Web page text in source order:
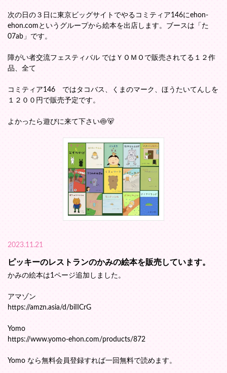
次の日の３日に東京ビッグサイトでやるコミティア146にehon-
ehon.comというグループから絵本を出店します。ブースは「た
07ab」です。
障がい者交流フェスティバル ではＹＯＭＯで販売されてる１２作
品、全て
コミティア146 ではタコバス、くまのマーク、ほうたいてんしを
１２００円で販売予定です。
よかったら遊びに来て下さい🍥🐻
2023.11.21
ピッキーのレストランのかみの絵本を販売しています。
かみの絵本は1ページ追加しました。
アマゾン
https://amzn.asia/d/biIICrG
Yomo
https://www.yomo-ehon.com/products/872
Yomo なら無料会員登録すれば一回無料で読めます。